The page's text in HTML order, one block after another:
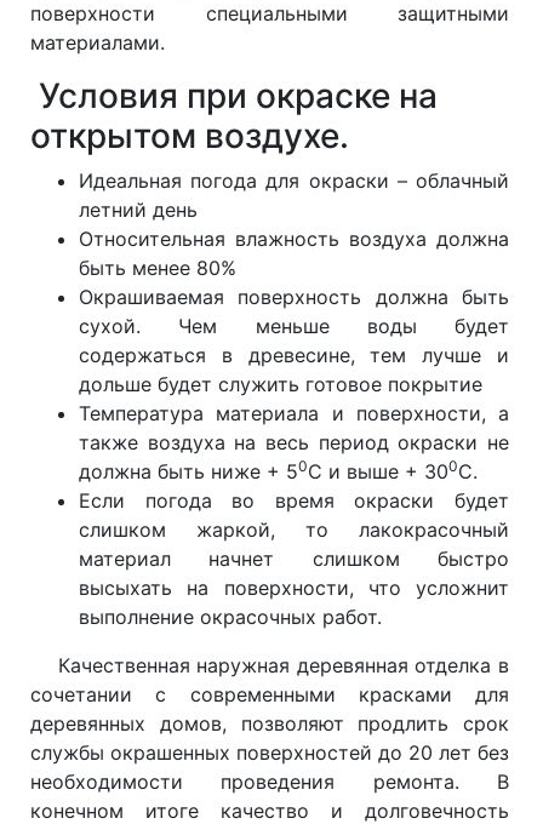
поверхности специальными защитными
материалами.
Условия при окраске на
открытом воздухе.
Идеальная погода для окраски – облачный
летний день
Относительная влажность воздуха должна
быть менее 80%
Окрашиваемая поверхность должна быть
сухой. Чем меньше воды будет
содержаться в древесине, тем лучше и
дольше будет служить готовое покрытие
Температура материала и поверхности, а
также воздуха на весь период окраски не
должна быть ниже + 50С и выше + 300С.
Если погода во время окраски будет
слишком жаркой, то лакокрасочный
материал начнет слишком быстро
высыхать на поверхности, что усложнит
выполнение окрасочных работ.
Качественная наружная деревянная отделка в
сочетании с современными красками для
деревянных домов, позволяют продлить срок
службы окрашенных поверхностей до 20 лет без
необходимости проведения ремонта. В
конечном итоге качество и долговечность